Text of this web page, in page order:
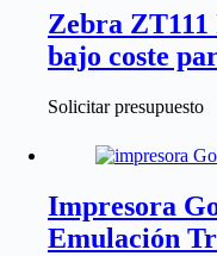
Zebra ZT111
bajo coste
Solicitar presupuesto
Impresora
Emulación